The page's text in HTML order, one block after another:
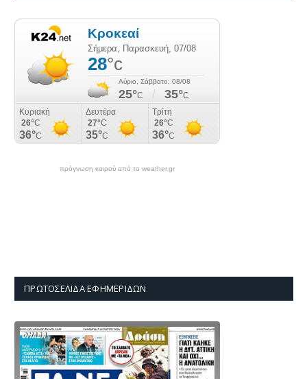
πρόγνωση καιρού από το weather.gr
ΠΡΩΤΟΣΈΛΙΔΑ ΕΦΗΜΕΡΊΔΩΝ